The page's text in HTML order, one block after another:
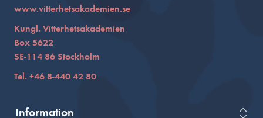
www.vitterhetsakademien.se
Kungl. Vitterhetsakademien
Box 5622
SE-114 86 Stockholm
Tel. +46 8-440 42 80
Information